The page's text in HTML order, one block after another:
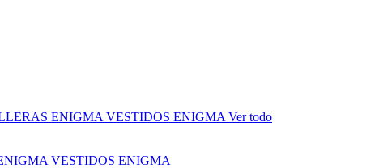
ENIGMA VESTIDOS ENIGMA Ver todo
VESTIDOS ENIGMA